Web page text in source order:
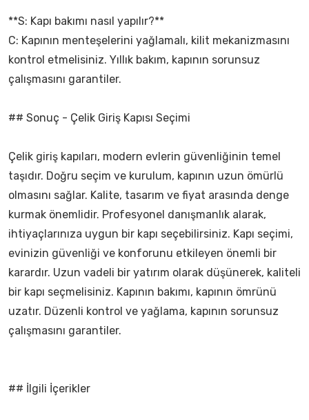
**S: Kapı bakımı nasıl yapılır?**
C: Kapının menteşelerini yağlamalı, kilit mekanizmasını
kontrol etmelisiniz. Yıllık bakım, kapının sorunsuz
çalışmasını garantiler.
## Sonuç - Çelik Giriş Kapısı Seçimi
Çelik giriş kapıları, modern evlerin güvenliğinin temel
taşıdır. Doğru seçim ve kurulum, kapının uzun ömürlü
olmasını sağlar. Kalite, tasarım ve fiyat arasında denge
kurmak önemlidir. Profesyonel danışmanlık alarak,
ihtiyaçlarınıza uygun bir kapı seçebilirsiniz. Kapı seçimi,
evinizin güvenliği ve konforunu etkileyen önemli bir
karardır. Uzun vadeli bir yatırım olarak düşünerek, kaliteli
bir kapı seçmelisiniz. Kapının bakımı, kapının ömrünü
uzatır. Düzenli kontrol ve yağlama, kapının sorunsuz
çalışmasını garantiler.
## İlgili İçerikler